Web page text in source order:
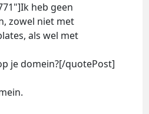
heb geen
zowel niet met
als wel met
je domein?[/quotePost]